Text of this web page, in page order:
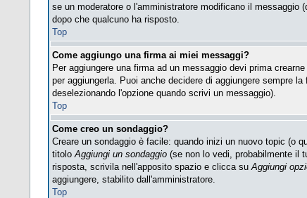
se un moderatore o l'amministratore modificano il messaggio
dopo che qualcuno ha risposto.
Top
Come aggiungo una firma ai miei messaggi?
Per aggiungere una firma ad un messaggio devi prima
per aggiungerla. Puoi anche decidere di aggiungere sempre
deselezionando l'opzione quando scrivi un messaggio).
Top
Come creo un sondaggio?
Creare un sondaggio è facile: quando inizi un nuovo topic (o
titoloAggiungi un sondaggio(se non lo vedi, probabilmente il
risposta, scrivila nell'apposito spazio e clicca suAggiungi
aggiungere, stabilito dall'amministratore.
Top